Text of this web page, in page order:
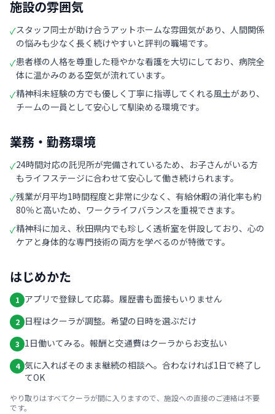
施設の雰囲気
✓スタッフ同士が助け合うアットホームな雰囲気があり、人間関係
の悩みも少なく長く続けやすいと評判の職場です。
✓患者様の人格を尊重した穏やかな看護を大切にしており、病院全
体に温かみのある空気が流れています。
✓精神科未経験の方でも優しく丁寧に指導してくれる風土があり、
チームの一員として安心して馴染める環境です。
業務・勤務環境
✓24時間対応の託児所が完備されているため、お子さんがいる方
もライフステージに合わせて安心して働き続けられます。
✓残業が月平均1時間程度と非常に少なく、有給休暇の消化率も約
80％と高いため、ワークライフバランスを重視できます。
✓精神科に加え、秋田県内でも珍しく透析室を併設しており、心の
ケアと身体的な専門技術の両方を学べるのが特徴です。
はじめかた
1 アプリで登録して応募。履歴書も面接もいりません
2 日程はクーラが調整。希望の日時を選ぶだけ
3 1日働いてみる。報酬と交通費はクーラからお支払い
4 気に入ればそのまま継続の相談へ。合わなければ1日で終了し
てOK
やり取りはすべてクーラが間に入りますので、施設への直接のご連絡は不要
です。